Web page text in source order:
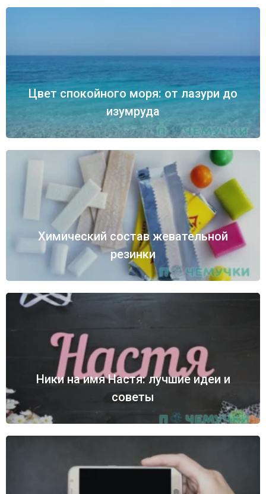
Цвет спокойного моря: от лазури до
изумруда
Химический состав жевательной
резинки
Ники на имя Настя: лучшие идеи и
советы